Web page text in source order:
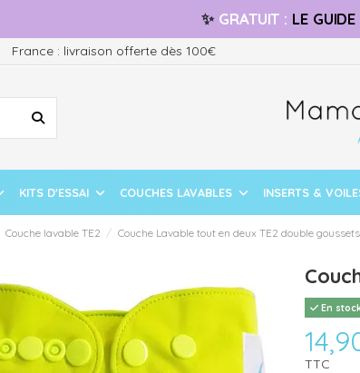
✨ GRATUIT : LE GUIDE
France : livraison offerte dès 100€
KITS D'ESSAI COUCHES LAVABLES INSERTS &
Couche lavable TE2 Couche Lavable tout en deux TE2 double
En
TTC